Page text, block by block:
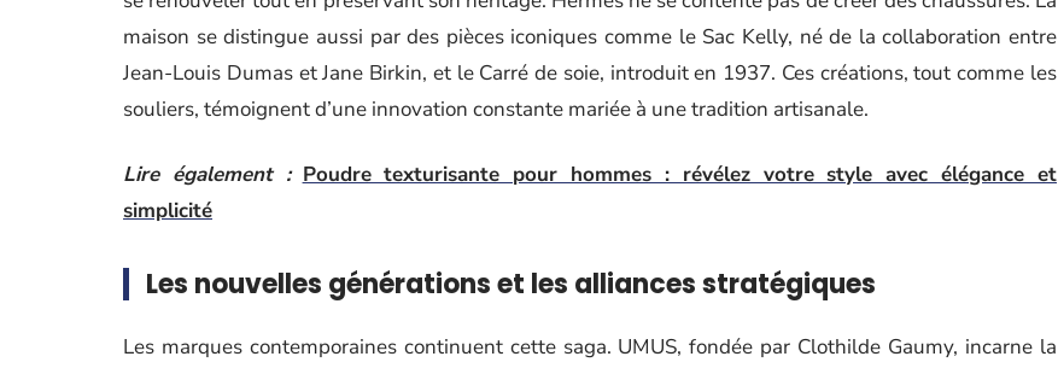
maison se distingue aussi par des pièces iconiques comme le Sac Kelly, né de la collaboration entre
Jean-Louis Dumas et Jane Birkin, et le Carré de soie, introduit en 1937. Ces créations, tout comme les
souliers, témoignent d’une innovation constante mariée à une tradition artisanale.
Lire également : Poudre texturisante pour hommes : révélez votre style avec élégance et
simplicité
Les nouvelles générations et les alliances stratégiques
Les marques contemporaines continuent cette saga. UMUS, fondée par Clothilde Gaumy, incarne la